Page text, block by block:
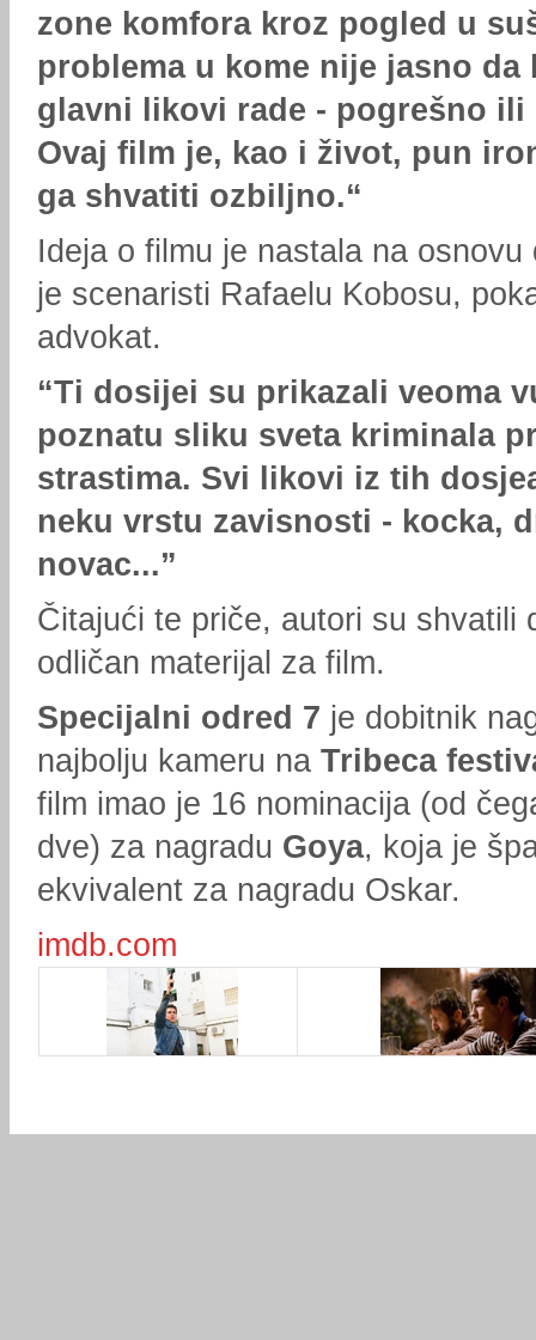
zone komfora kroz pogled u
problema u kome nije jasno da
glavni likovi rade - pogrešno ili
Ovaj film je, kao i život, pun
ga shvatiti ozbiljno.“
Ideja o filmu je nastala na osnovu
je scenaristi Rafaelu Kobosu,
advokat.
“Ti dosijei su prikazali veoma
poznatu sliku sveta kriminala
strastima. Svi likovi iz tih
neku vrstu zavisnosti - kocka,
novac...”
Čitajući te priče, autori su shvatili
odličan materijal za film.
Specijalni odred 7 je dobitnik
najbolju kameru naTribeca
film imao je 16 nominacija (od
dve) za nagradu Goya, koja je
ekvivalent za nagradu Oskar.
imdb.com